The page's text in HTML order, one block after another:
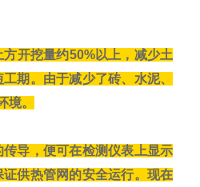
开挖量约50%以上，减少土
期。由于减少了砖、水泥、
。
导，便可在检测仪表上显示
供热管网的安全运行。现在